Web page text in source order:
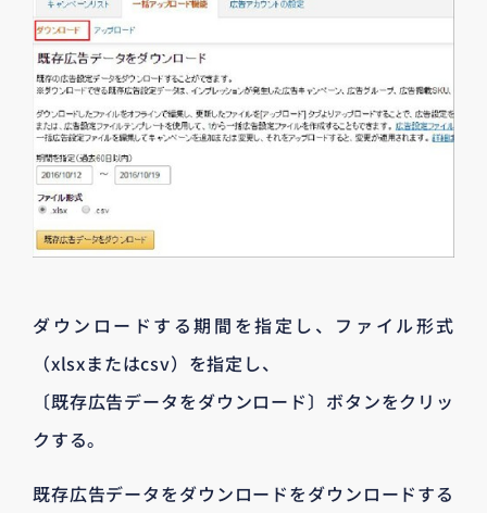
ダウンロードする期間を指定し、ファイル形式
（xlsxまたはcsv）を指定し、
〔既存広告データをダウンロード〕ボタンをクリッ
クする。
既存広告データをダウンロードをダウンロードする